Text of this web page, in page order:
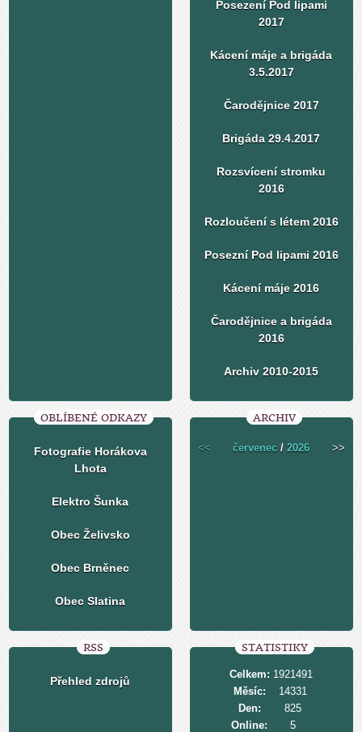
Posezení Pod lipami
2017
Kácení máje a brigáda
3.5.2017
Čarodějnice 2017
Brigáda 29.4.2017
Rozsvícení stromku
2016
Rozloučení s létem 2016
Posezní Pod lipami 2016
Kácení máje 2016
Čarodějnice a brigáda
2016
Archiv 2010-2015
OBLÍBENÉ ODKAZY
Fotografie Horákova
Lhota
Elektro Šunka
Obec Želivsko
Obec Brněnec
Obec Slatina
ARCHIV
<< červenec /2026 >>
RSS
Přehled zdrojů
STATISTIKY
Online: 5
Celkem: 1921491
Měsíc:
14331
Den:
825